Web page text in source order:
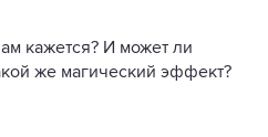
кажется? И может ли
же магический эффект?